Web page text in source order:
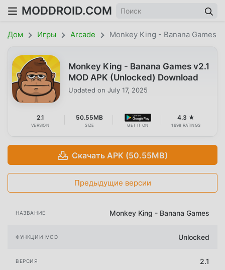
MODDROID.COM
Дом Игры Arcade Monkey King - Banana Games
Monkey King - Banana Games v2.1
MOD APK (Unlocked) Download
Updated on July 17, 2025
2.1
VERSION
50.55MB
SIZE GET IT ON
4.3 ★
1698 RATINGS
Скачать APK (50.55MB)
Предыдущие версии
НАЗВАНИЕ Monkey King - Banana Games
ФУНКЦИИ MOD Unlocked
ВЕРСИЯ 2.1